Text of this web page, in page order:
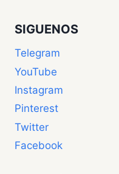
SIGUENOS
Telegram
YouTube
Instagram
Pinterest
Twitter
Facebook